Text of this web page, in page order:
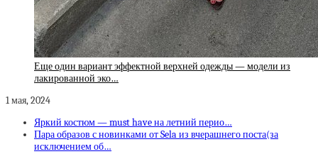
Еще один вариант эффектной верхней одежды — модели из
лакированной эко…
1 мая, 2024
Яркий костюм — must have на летний перио…
Пара образов с новинками от Sela из вчерашнего поста(за
исключением об…